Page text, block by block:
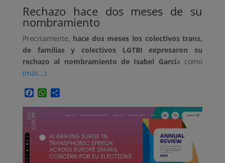
Rechazo hace dos meses de su
nombramiento
Precisamente, hace dos meses los colectivos trans,
de familias y colectivos LGTBI expresaron su
rechazo al nombramiento de Isabel García como
(más…)
Facebook
WhatsApp
Compartir